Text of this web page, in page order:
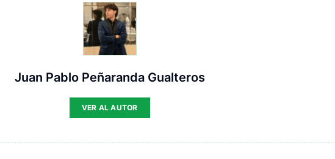
Juan Pablo Peñaranda Gualteros
VER AL AUTOR